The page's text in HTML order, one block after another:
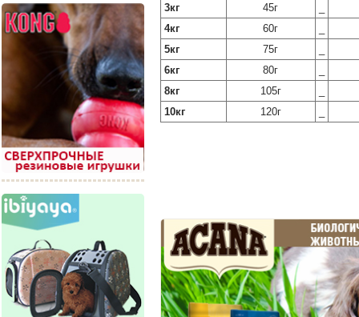
3кг
45г
4кг
60г
5кг
75г
6кг
80г
8кг
105г
10кг
120г